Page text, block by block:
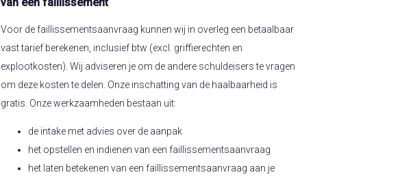
van een faillissement
Voor de faillissementsaanvraag kunnen wij in overleg een betaalbaar
vast tarief berekenen, inclusief btw (excl. griffierechten en
explootkosten). Wij adviseren je om de andere schuldeisers te vragen
om deze kosten te delen. Onze inschatting van de haalbaarheid is
gratis. Onze werkzaamheden bestaan uit:
de intake met advies over de aanpak
het opstellen en indienen van een faillissementsaanvraag
het laten betekenen van een faillissementsaanvraag aan je